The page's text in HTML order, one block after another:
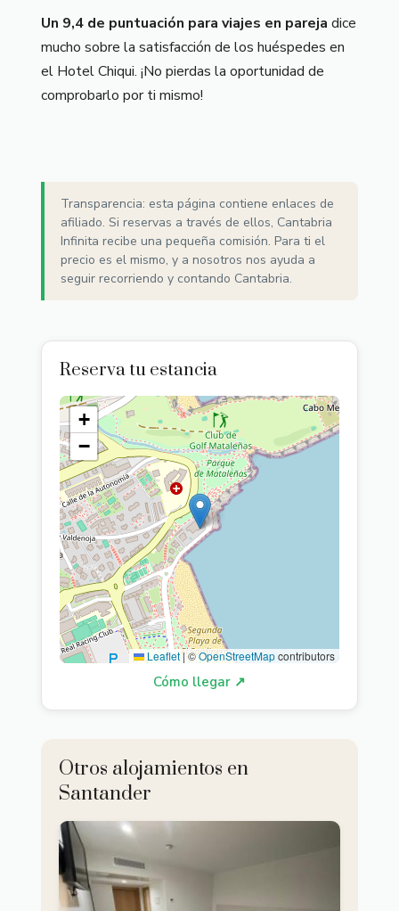
Un 9,4 de puntuación para viajes en pareja dice
mucho sobre la satisfacción de los huéspedes en
el Hotel Chiqui. ¡No pierdas la oportunidad de
comprobarlo por ti mismo!
Transparencia: esta página contiene enlaces de
afiliado. Si reservas a través de ellos, Cantabria
Infinita recibe una pequeña comisión. Para ti el
precio es el mismo, y a nosotros nos ayuda a
seguir recorriendo y contando Cantabria.
Reserva tu estancia
+
−
Leaflet|©OpenStreetMapcontributors
Cómo llegar ↗
Otros alojamientos en
Santander